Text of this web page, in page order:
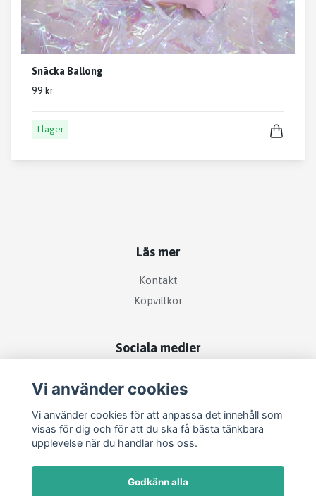
Snäcka Ballong
99 kr
I lager
Läs mer
Kontakt
Köpvillkor
Sociala medier
Vi använder cookies
Vi använder cookies för att anpassa det innehåll som
visas för dig och för att du ska få bästa tänkbara
upplevelse när du handlar hos oss.
Godkänn alla